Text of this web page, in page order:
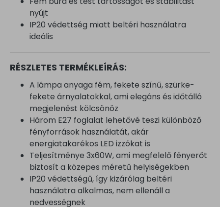
nyújt
IP20 védettség miatt beltéri használatra
ideális
RÉSZLETES TERMÉKLEÍRÁS:
A lámpa anyaga fém, fekete színű, szürke-
fekete árnyalatokkal, ami elegáns és időtálló
megjelenést kölcsönöz
Három E27 foglalat lehetővé teszi különböző
fényforrások használatát, akár
energiatakarékos LED izzókat is
Teljesítménye 3x60W, ami megfelelő fényerőt
biztosít a közepes méretű helyiségekben
IP20 védettségű, így kizárólag beltéri
használatra alkalmas, nem ellenáll a
nedvességnek